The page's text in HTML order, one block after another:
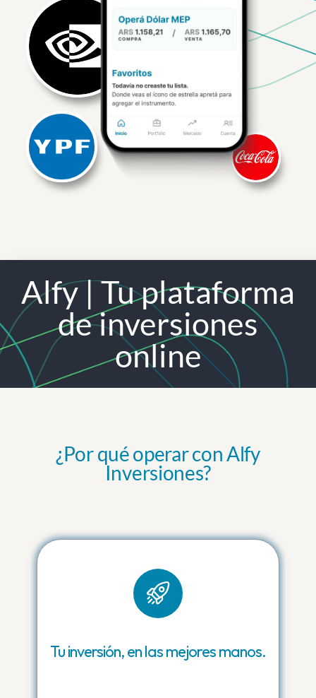
Alfy | Tu plataforma
de inversiones
online
¿Por qué operar con Alfy
Inversiones?
Tu inversión, en las mejores manos.